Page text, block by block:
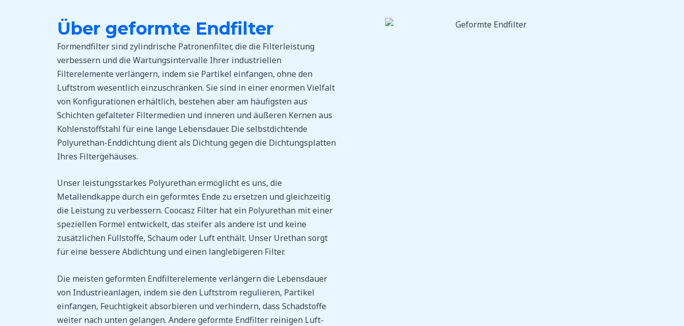
Über geformte Endfilter
Formendfilter sind zylindrische Patronenfilter, die die Filterleistung
verbessern und die Wartungsintervalle Ihrer industriellen
Filterelemente verlängern, indem sie Partikel einfangen, ohne den
Luftstrom wesentlich einzuschränken. Sie sind in einer enormen Vielfalt
von Konfigurationen erhältlich, bestehen aber am häufigsten aus
Schichten gefalteter Filtermedien und inneren und äußeren Kernen aus
Kohlenstoffstahl für eine lange Lebensdauer. Die selbstdichtende
Polyurethan-Enddichtung dient als Dichtung gegen die Dichtungsplatten
Ihres Filtergehäuses.
Unser leistungsstarkes Polyurethan ermöglicht es uns, die
Metallendkappe durch ein geformtes Ende zu ersetzen und gleichzeitig
die Leistung zu verbessern. Coocasz Filter hat ein Polyurethan mit einer
speziellen Formel entwickelt, das steifer als andere ist und keine
zusätzlichen Füllstoffe, Schaum oder Luft enthält. Unser Urethan sorgt
für eine bessere Abdichtung und einen langlebigeren Filter.
Die meisten geformten Endfilterelemente verlängern die Lebensdauer
von Industrieanlagen, indem sie den Luftstrom regulieren, Partikel
einfangen, Feuchtigkeit absorbieren und verhindern, dass Schadstoffe
weiter nach unten gelangen. Andere geformte Endfilter reinigen Luft-